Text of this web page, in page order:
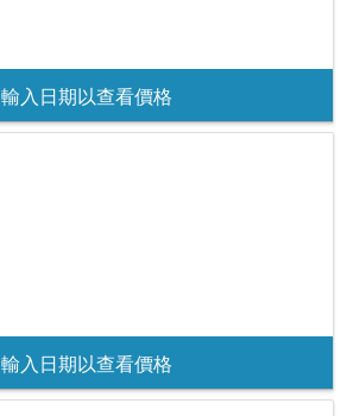
輸入日期以查看價格
輸入日期以查看價格